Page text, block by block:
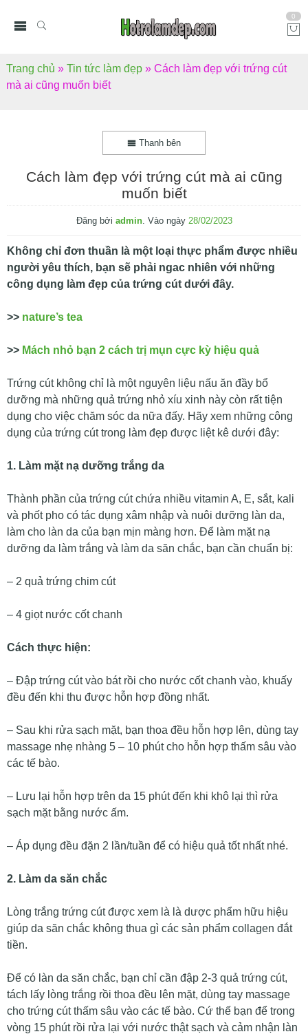
0
Trang chủ » Tin tức làm đẹp » Cách làm đẹp với trứng cút
mà ai cũng muốn biết
Thanh bên
Cách làm đẹp với trứng cút mà ai cũng
muốn biết
Đăng bởi admin. Vào ngày 28/02/2023
Không chỉ đơn thuần là một loại thực phẩm được nhiều
người yêu thích, bạn sẽ phải ngac nhiên với những
công dụng làm đẹp của trứng cút dưới đây.
>> nature’s tea
>> Mách nhỏ bạn 2 cách trị mụn cực kỳ hiệu quả
Trứng cút không chỉ là một nguyên liệu nấu ăn đầy bổ
dưỡng mà những quả trứng nhỏ xíu xinh này còn rất tiện
dụng cho việc chăm sóc da nữa đấy. Hãy xem những công
dụng của trứng cút trong làm đẹp được liệt kê dưới đây:
1. Làm mặt nạ dưỡng trắng da
Thành phần của trứng cút chứa nhiều vitamin A, E, sắt, kali
và phốt pho có tác dụng xâm nhập và nuôi dưỡng làn da,
làm cho làn da của bạn mịn màng hơn. Để làm mặt nạ
dưỡng da làm trắng và làm da săn chắc, bạn cần chuẩn bị:
– 2 quả trứng chim cút
– 4 giọt nước cốt chanh
Cách thực hiện:
– Đập trứng cút vào bát rồi cho nước cốt chanh vào, khuấy
đều đến khi thu được hỗn hợp đồng nhất.
– Sau khi rửa sạch mặt, bạn thoa đều hỗn hợp lên, dùng tay
massage nhẹ nhàng 5 – 10 phút cho hỗn hợp thấm sâu vào
các tế bào.
– Lưu lại hỗn hợp trên da 15 phút đến khi khô lại thì rửa
sạch mặt bằng nước ấm.
– Áp dụng đều đặn 2 lần/tuần để có hiệu quả tốt nhất nhé.
2. Làm da săn chắc
Lòng trắng trứng cút được xem là là dược phẩm hữu hiệu
giúp da săn chắc không thua gì các sản phẩm collagen đắt
tiền.
Để có làn da săn chắc, bạn chỉ cần đập 2-3 quả trứng cút,
tách lấy lòng trắng rồi thoa đều lên mặt, dùng tay massage
cho trứng cút thấm sâu vào các tế bào. Cứ thế bạn để trong
vòng 15 phút rồi rửa lại với nước thật sạch và cảm nhận làn